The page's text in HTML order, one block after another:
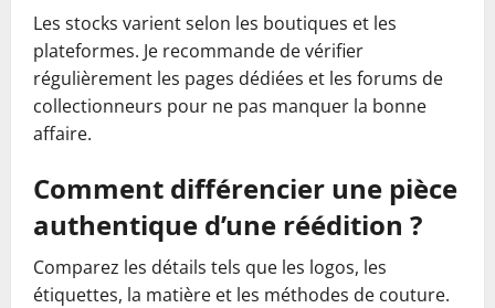
Les stocks varient selon les boutiques et les
plateformes. Je recommande de vérifier
régulièrement les pages dédiées et les forums de
collectionneurs pour ne pas manquer la bonne
affaire.
Comment différencier une pièce
authentique d’une réédition ?
Comparez les détails tels que les logos, les
étiquettes, la matière et les méthodes de couture.